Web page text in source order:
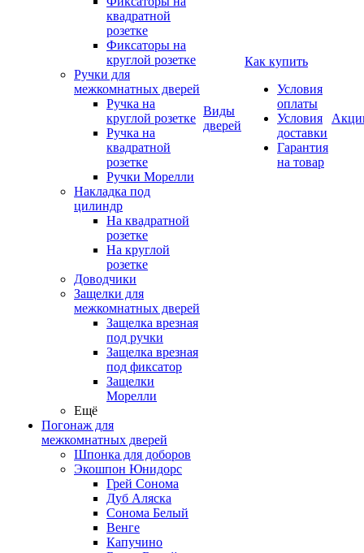
квадратной
розетке
Фиксаторы на
круглой розетке
Ручки для
межкомнатных дверей
Ручка на
круглой розетке
Ручка на
квадратной
розетке
Ручки Морелли
Накладка под
цилиндр
На квадратной
розетке
На круглой
розетке
Доводчики
Защелки для
межкомнатных дверей
Защелка врезная
под ручки
Защелка врезная
под фиксатор
Защелки
Морелли
Ещё
Погонаж для
межкомнатных дверей
Шпонка для доборов
Экошпон Юнидорс
Грей Сонома
Дуб Аляска
Сонома Белый
Венге
Капучино
Виды
дверей
Как купить
Условия
оплаты
Условия
доставки
Гарантия
на товар